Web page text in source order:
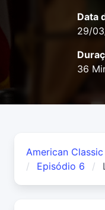
Data
29/
36
American Classic
Episódio 6